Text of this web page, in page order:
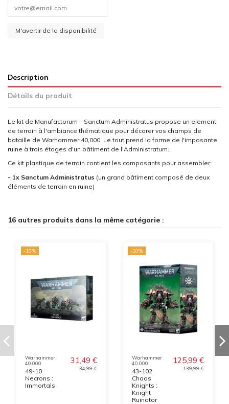
Description
Détails du produit
Le kit de Manufactorum – Sanctum Administratus propose un element
de terrain à l'ambiance thématique pour décorer vos champs de
bataille de Warhammer 40,000. Le tout prend la forme de l'imposante
ruine à trois étages d'un bâtiment de l'Administratum.
Ce kit plastique de terrain contient les composants pour assembler:
- 1x Sanctum Administratus (un grand bâtiment composé de deux
éléments de terrain en ruine)
16 autres produits dans la même catégorie :
-10%
Warhammer
40.000
49-10
Necrons :
Immortals
31,49 €
34,99 €
-10%
Warhammer
40.000
43-102
Chaos
Knights :
Knight
Ruinator
125,99 €
139,99 €